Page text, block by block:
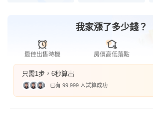
我家漲了多少錢？
最佳出售時機 房價高低落點
只需1步，6秒算出
已有 99,999 人試算成功